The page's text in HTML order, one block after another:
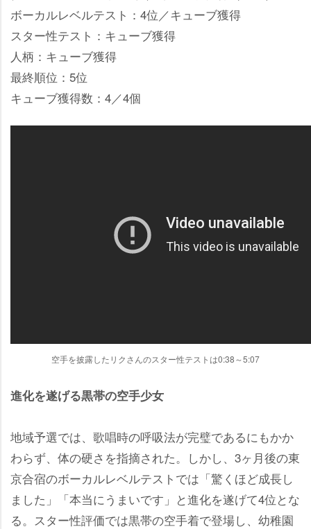
ボーカルレベルテスト：4位／キューブ獲得
スター性テスト：キューブ獲得
人柄：キューブ獲得
最終順位：5位
キューブ獲得数：4／4個
空手を披露したリクさんのスター性テストは0:38～5:07
進化を遂げる黒帯の空手少女
地域予選では、歌唱時の呼吸法が完璧であるにもかか
わらず、体の硬さを指摘された。しかし、3ヶ月後の東
京合宿のボーカルレベルテストでは「驚くほど成長し
ました」「本当にうまいです」と進化を遂げて4位とな
る。スター性評価では黒帯の空手着で登場し、幼稚園